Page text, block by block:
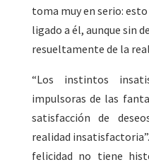
toma muy en serio:
ligado a él, aunque sin
resueltamente de la
“Los instintos
impulsoras de las
satisfacción de
realidad
felicidad no tiene